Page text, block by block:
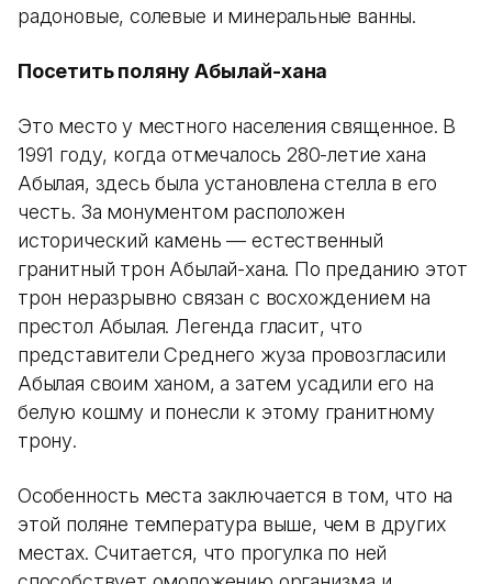
радоновые, солевые и минеральные ванны.
Посетить поляну Абылай-хана
Это место у местного населения священное. В
1991 году, когда отмечалось 280-летие хана
Абылая, здесь была установлена стелла в его
честь. За монументом расположен
исторический камень — естественный
гранитный трон Абылай-хана. По преданию этот
трон неразрывно связан с восхождением на
престол Абылая. Легенда гласит, что
представители Среднего жуза провозгласили
Абылая своим ханом, а затем усадили его на
белую кошму и понесли к этому гранитному
трону.
Особенность места заключается в том, что на
этой поляне температура выше, чем в других
местах. Считается, что прогулка по ней